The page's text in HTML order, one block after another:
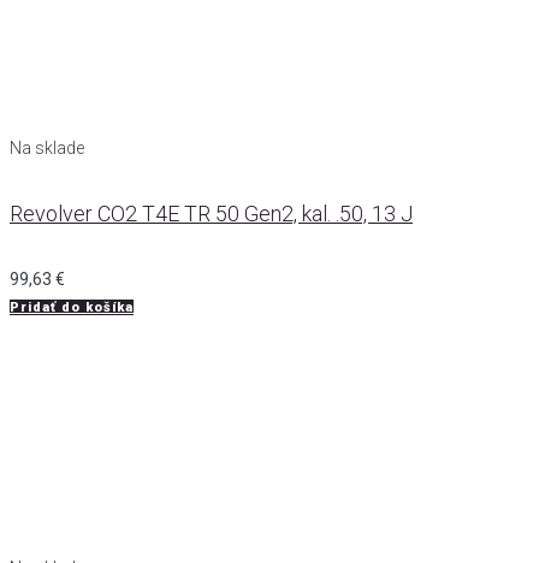
Na sklade
Revolver CO2 T4E TR 50 Gen2, kal. .50, 13 J
99,63 €
Pridať do košíka